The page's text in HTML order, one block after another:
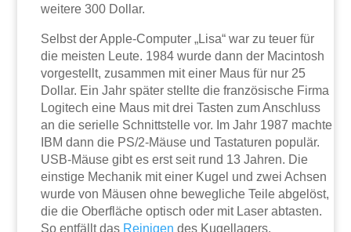
weitere 300 Dollar.
Selbst der Apple-Computer „Lisa“ war zu teuer für
die meisten Leute. 1984 wurde dann der Macintosh
vorgestellt, zusammen mit einer Maus für nur 25
Dollar. Ein Jahr später stellte die französische Firma
Logitech eine Maus mit drei Tasten zum Anschluss
an die serielle Schnittstelle vor. Im Jahr 1987 machte
IBM dann die PS/2-Mäuse und Tastaturen populär.
USB-Mäuse gibt es erst seit rund 13 Jahren. Die
einstige Mechanik mit einer Kugel und zwei Achsen
wurde von Mäusen ohne bewegliche Teile abgelöst,
die die Oberfläche optisch oder mit Laser abtasten.
So entfällt das Reinigen des Kugellagers.